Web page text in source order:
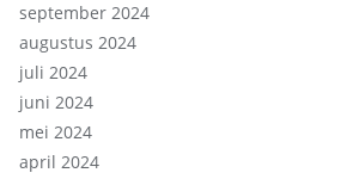
september 2024
augustus 2024
juli 2024
juni 2024
mei 2024
april 2024